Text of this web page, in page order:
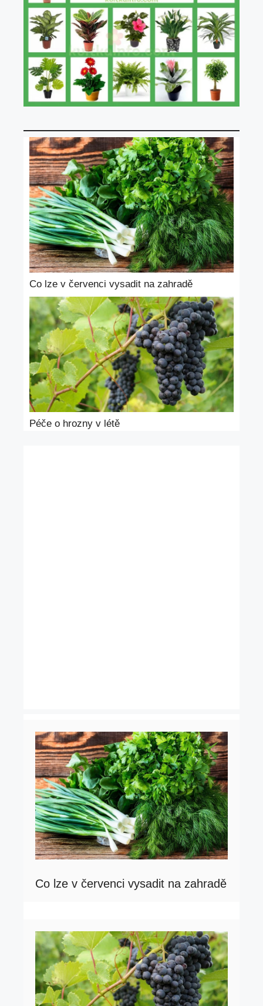
Co lze v červenci vysadit na zahradě
Péče o hrozny v létě
Co lze v červenci vysadit na zahradě